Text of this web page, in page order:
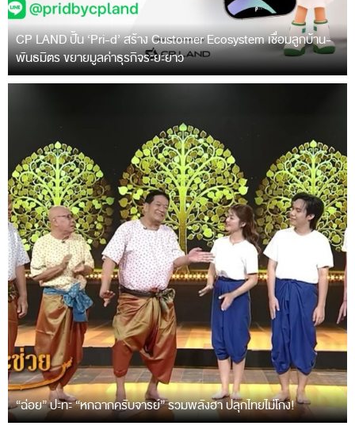
CP LAND ปั้น ‘Pri-d’ สร้าง Customer Ecosystem เชื่อมลูกบ้าน-
พันธมิตร ขยายมูลค่าธุรกิจระยะยาว
“ฉ่อย” ปะทะ “หกฉากครับจารย์” รวมพลังฮา ปลุกไทยไม่โกง!